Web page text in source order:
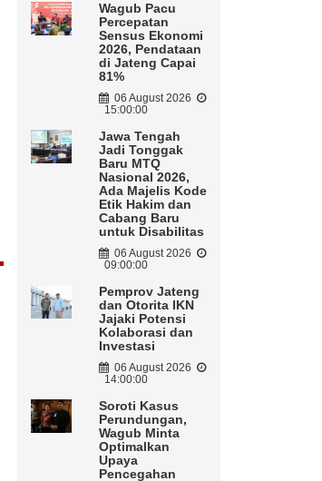
Wagub Pacu
Percepatan
Sensus Ekonomi
2026, Pendataan
di Jateng Capai
81%
06 August 2026
15:00:00
Jawa Tengah
Jadi Tonggak
Baru MTQ
Nasional 2026,
Ada Majelis Kode
Etik Hakim dan
Cabang Baru
untuk Disabilitas
06 August 2026
09:00:00
Pemprov Jateng
dan Otorita IKN
Jajaki Potensi
Kolaborasi dan
Investasi
06 August 2026
14:00:00
Soroti Kasus
Perundungan,
Wagub Minta
Optimalkan
Upaya
Pencegahan